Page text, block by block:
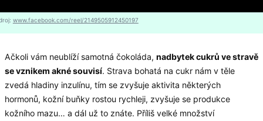
www.facebook.com/reel/2149505912450197
Ačkoli vám neublíží samotná čokoláda, nadbytek cukrů ve stravě
se vznikem akné souvisí. Strava bohatá na cukr nám v těle
zvedá hladiny inzulínu, tím se zvyšuje aktivita některých
hormonů, kožní buňky rostou rychleji, zvyšuje se produkce
kožního mazu… a dál už to znáte. Příliš velké množství